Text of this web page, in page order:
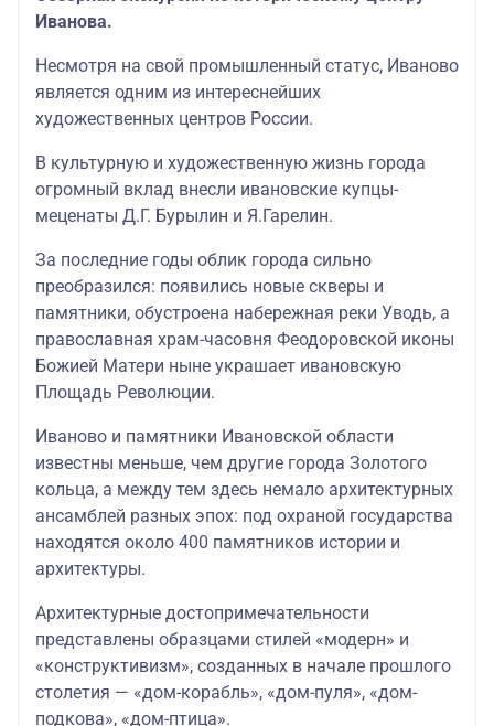
Иванова.
Несмотря на свой промышленный статус, Иваново
является одним из интереснейших
художественных центров России.
В культурную и художественную жизнь города
огромный вклад внесли ивановские купцы-
меценаты Д.Г. Бурылин и Я.Гарелин.
За последние годы облик города сильно
преобразился: появились новые скверы и
памятники, обустроена набережная реки Уводь, а
православная храм-часовня Феодоровской иконы
Божией Матери ныне украшает ивановскую
Площадь Революции.
Иваново и памятники Ивановской области
известны меньше, чем другие города Золотого
кольца, а между тем здесь немало архитектурных
ансамблей разных эпох: под охраной государства
находятся около 400 памятников истории и
архитектуры.
Архитектурные достопримечательности
представлены образцами стилей «модерн» и
«конструктивизм», созданных в начале прошлого
столетия — «дом-корабль», «дом-пуля», «дом-
подкова», «дом-птица».